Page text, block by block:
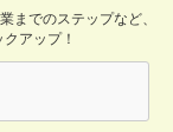
までのステップなど、
アップ！